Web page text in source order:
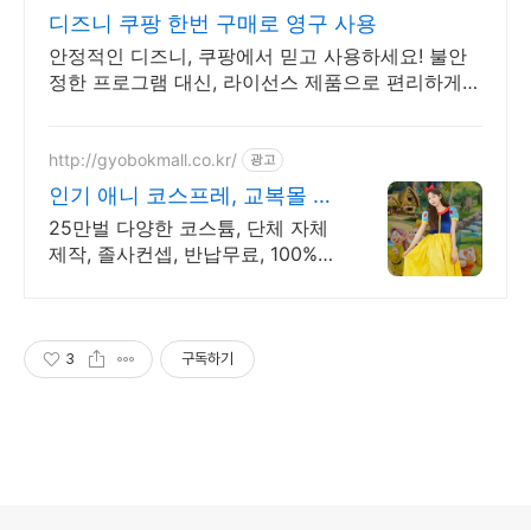
디즈니 쿠팡 한번 구매로 영구 사용
안정적인 디즈니, 쿠팡에서 믿고 사용하세요! 불안
정한 프로그램 대신, 라이선스 제품으로 편리하게
http://gyobokmall.co.kr/ 광고
인기 애니 코스프레, 교복몰 오
늘배송 오늘도착 택배대여
25만벌 다양한 코스튬, 단체 자체
제작, 졸사컨셉, 반납무료, 100%
3 구독하기